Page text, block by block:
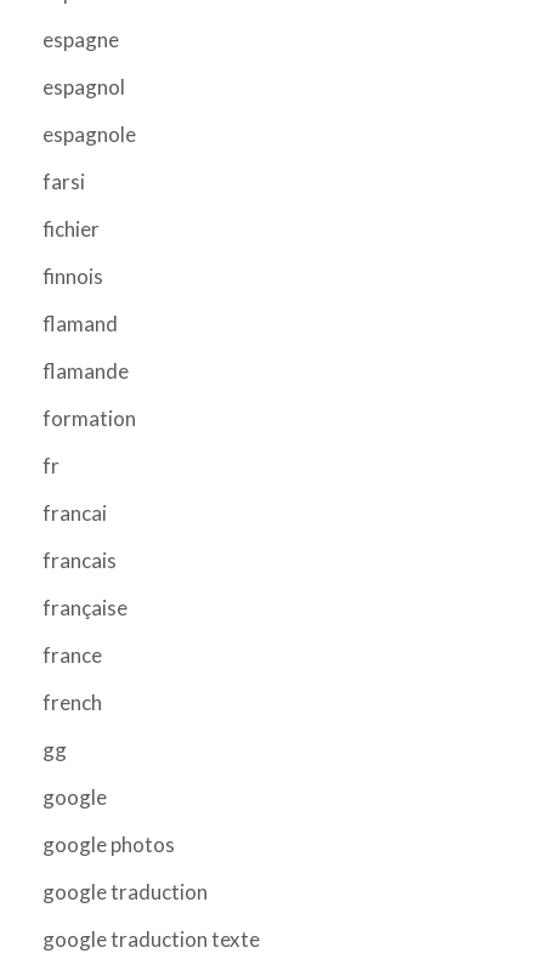
espagne
espagnol
espagnole
farsi
fichier
finnois
flamand
flamande
formation
fr
francai
francais
française
france
french
gg
google
google photos
google traduction
google traduction texte